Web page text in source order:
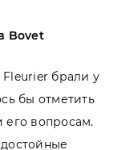
Bovet
брали у
бы отметить
его вопросам.